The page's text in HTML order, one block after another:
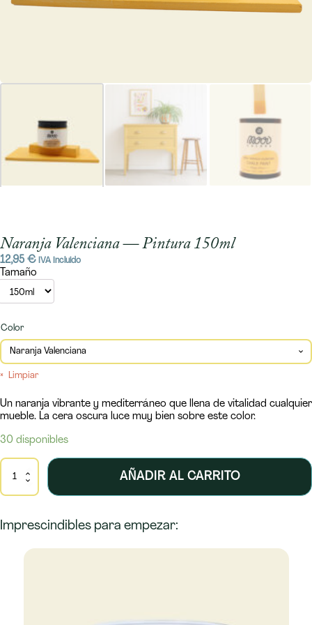
Naranja Valenciana — Pintura 150ml
12,95 € IVA Incluido
Tamaño
Color
Limpiar
Un naranja vibrante y mediterráneo que llena de vitalidad cualquier
mueble. La cera oscura luce muy bien sobre este color.
30 disponibles
150ml
AÑADIR AL CARRITO
Imprescindibles para empezar:
Este